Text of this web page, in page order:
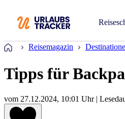
Startseite
Reisemagazin
Tipps für
vom 27.12.2024, 10:01 Uhr|